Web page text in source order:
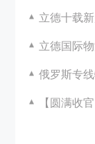
立德十载
立德国际物
俄罗斯专
【圆满收